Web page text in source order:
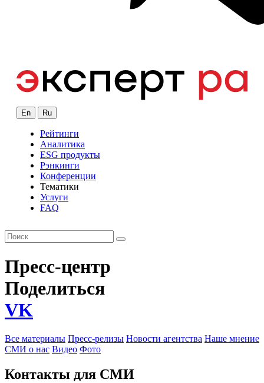
En Ru
Рейтинги
Аналитика
ESG продукты
Рэнкинги
Конференции
Тематики
Услуги
FAQ
Пресс-центр
Поделиться
VK
Все материалы Пресс-релизы Новости агентства Наше мнение
СМИ о нас Видео Фото
Контакты для СМИ